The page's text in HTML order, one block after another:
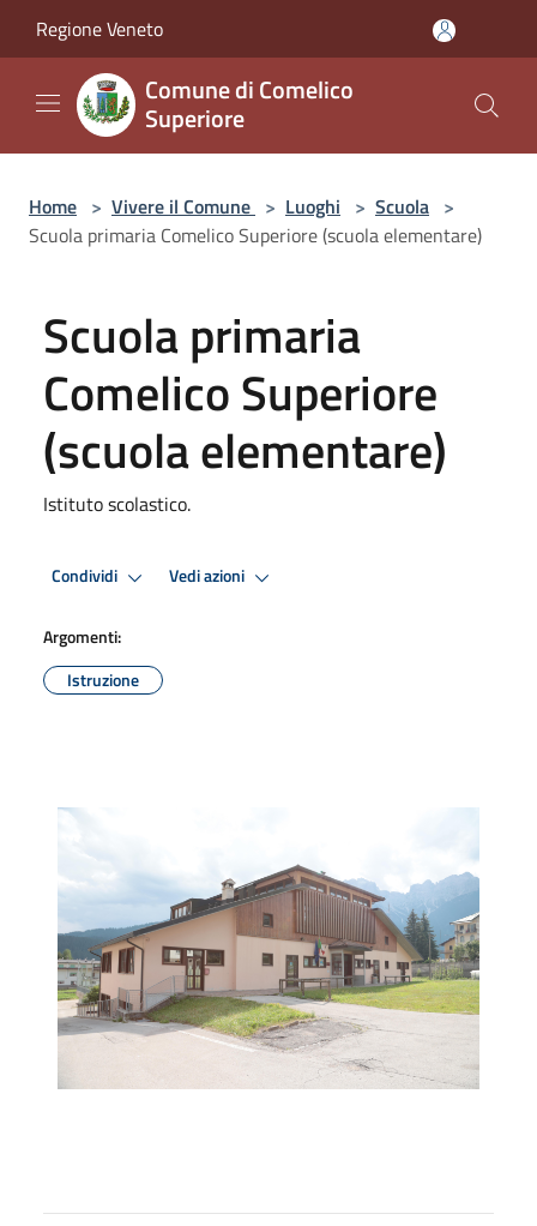
Regione Veneto
Comune di Comelico
Superiore
Home > Vivere il Comune > Luoghi > Scuola >
Scuola primaria Comelico Superiore (scuola elementare)
Scuola primaria
Comelico Superiore
(scuola elementare)
Istituto scolastico.
Condividi Vedi azioni
Argomenti:
Istruzione